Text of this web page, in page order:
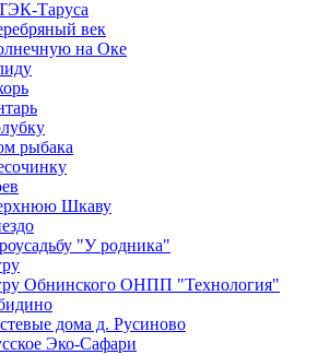
Таруса
век
на Оке
рыбака
Шкаву
"У родника"
Обнинского ОНПП "Технология"
дома д. Русиново
Эко-Сафари